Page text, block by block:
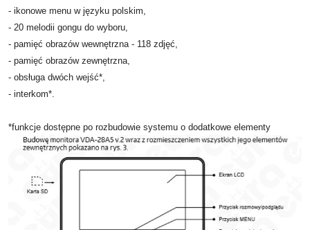
- ikonowe menu w języku polskim,
- 20 melodii gongu do wyboru,
- pamięć obrazów wewnętrzna - 118 zdjęć,
- pamięć obrazów zewnętrzna,
- obsługa dwóch wejść*,
- interkom*.
*funkcje dostępne po rozbudowie systemu o dodatkowe elementy